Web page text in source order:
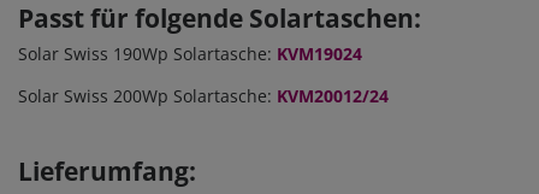
Passt für folgende Solartaschen:
Solar Swiss 190Wp Solartasche: KVM19024
Solar Swiss 200Wp Solartasche: KVM20012/24
Lieferumfang: